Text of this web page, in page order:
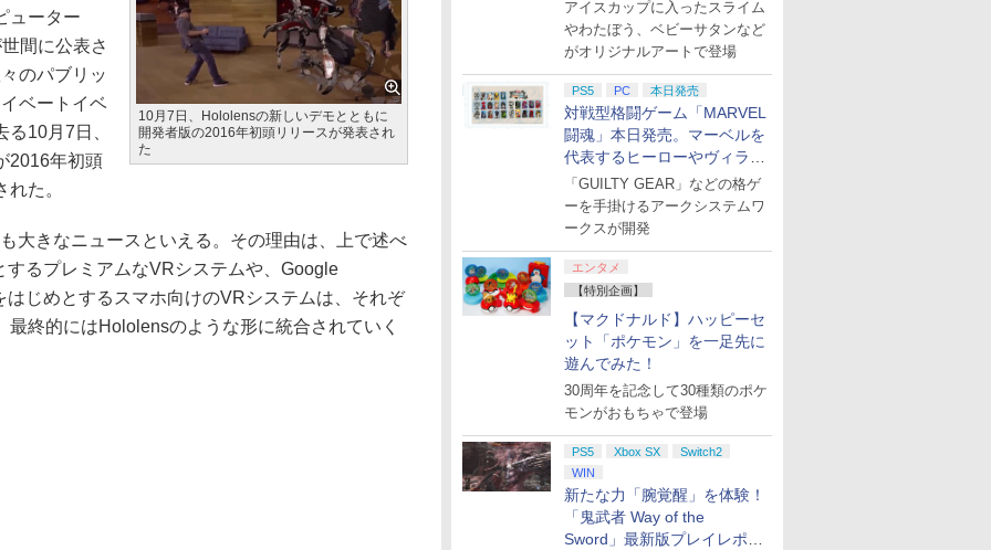
アイスカップに入ったスライム
やわたぼう、ベビーサタンなど
がオリジナルアートで登場
PS5 PC 本日発売
対戦型格闘ゲーム「MARVEL
闘魂」本日発売。マーベルを
代表するヒーローやヴィラン
たちが登場
「GUILTY GEAR」などの格ゲ
ーを手掛けるアークシステムワ
ークスが開発
エンタメ
【特別企画】
【マクドナルド】ハッピーセ
ット「ポケモン」を一足先に
遊んでみた！
30周年を記念して30種類のポケ
モンがおもちゃで登場
PS5 Xbox SX
Switch2
WIN
新たな力「腕覚醒」を体験！
「鬼武者 Way of the
Sword」最新版プレイレポー
10月7日、Hololensの新しいデモとともに
開発者版の2016年初頭リリースが発表され
た
ューター
間に公表さ
のパブリッ
ベートイベ
10月7日、
2016年初頭
た。
きなニュースといえる。その理由は、上で述べ
るプレミアムなVRシステムや、Google
じめとするスマホ向けのVRシステムは、それぞ
終的にはHololensのような形に統合されていく